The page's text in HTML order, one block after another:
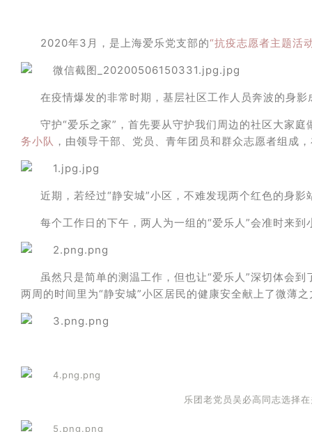
2020年3月，是上海爱乐党支部的“抗疫志愿者主题活
在疫情爆发的非常时期，基层社区工作人员奔波的身
守护“爱乐之家”，首先要从守护我们周边的社区大家
务小队 ，由领导干部、党员、青年团员和群众志愿者组成
近期，若经过“静安城”小区，不难发现两个红色的身
每个工作日的下午，两人为一组的“爱乐人”会准时来
虽然只是简单的测温工作，但也让“爱乐人”深切体会
两周的时间里为“静安城”小区居民的健康安全献上了微薄
乐团老党员吴必高同志选择